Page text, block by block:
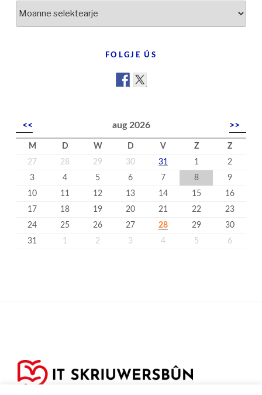
yn
FOLGJE ÚS
<< aug 2026 >>
M D W D V Z
Z
27
28 29 30 31 1
2
3
4 5 6 7 8
9
10
11 12 13 14 15
16
17
18 19 20 21 22
23
24
25 26 27 28 29
30
31
1 2 3 4 5 6